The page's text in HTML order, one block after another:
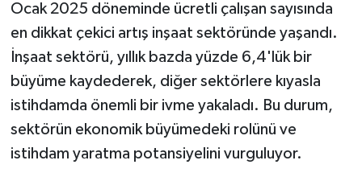
Ocak 2025 döneminde ücretli çalışan sayısında
en dikkat çekici artış inşaat sektöründe yaşandı.
İnşaat sektörü, yıllık bazda yüzde 6,4'lük bir
büyüme kaydederek, diğer sektörlere kıyasla
istihdamda önemli bir ivme yakaladı. Bu durum,
sektörün ekonomik büyümedeki rolünü ve
istihdam yaratma potansiyelini vurguluyor.